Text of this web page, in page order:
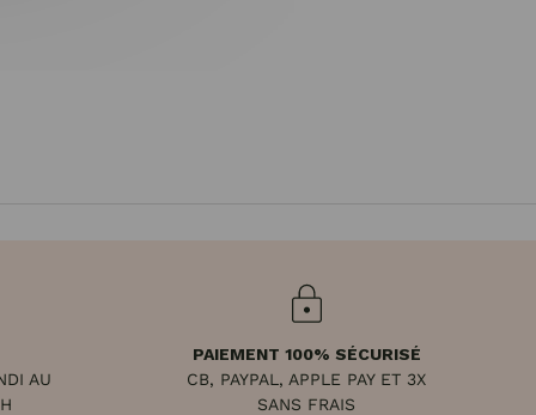
AU
PAIEMENT 100% SÉCURISÉ
CB, PAYPAL, APPLE PAY ET 3X
SANS FRAIS